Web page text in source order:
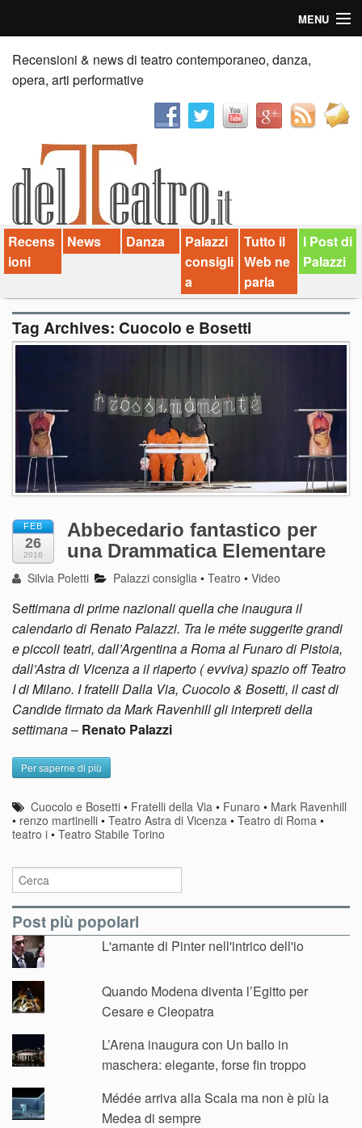
MENU
Home
Recensioni
News
Palazzi consiglia
Video
Chi siamo
Contatti
Recensioni & news di teatro contemporaneo, danza,
opera, arti performative
Recens
ioni
News Danza
Palazzi
consigli
a
Tutto il
Web ne
parla
I Post di
Palazzi
Tag Archives: Cuocolo e Bosetti
FEB
26
2016
Abbecedario fantastico per
una Drammatica Elementare
Silvia Poletti Palazzi consiglia •Teatro •Video
Settimana di prime nazionali quella che inaugura il
calendario di Renato Palazzi. Tra le méte suggerite grandi
e piccoli teatri, dall’Argentina a Roma al Funaro di Pistoia,
dall’Astra di Vicenza a il riaperto ( evviva) spazio off Teatro
I di Milano. I fratelli Dalla Via, Cuocolo & Bosetti, il cast di
Candide firmato da Mark Ravenhill gli interpreti della
settimana– Renato Palazzi
Per saperne di più
Cuocolo e Bosetti • Fratelli della Via • Funaro • Mark Ravenhill
• renzo martinelli • Teatro Astra di Vicenza • Teatro di Roma •
teatro i • Teatro Stabile Torino
Post più popolari
L'amante di Pinter nell'intrico dell'io
Quando Modena diventa l’Egitto per
Cesare e Cleopatra
L’Arena inaugura con Un ballo in
maschera: elegante, forse fin troppo
Médée arriva alla Scala ma non è più la
Medea di sempre